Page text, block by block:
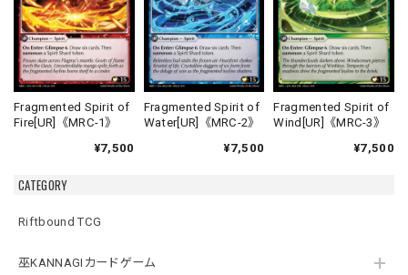
CATEGORY
Riftbound TCG
巫KANNAGIカードゲーム
Fragmented Spirit of
Fire[UR]《MRC-1》
¥7,500
Fragmented Spirit of
Water[UR]《MRC-2》
¥7,500
Fragmented Spirit of
Wind[UR]《MRC-3》
¥7,500